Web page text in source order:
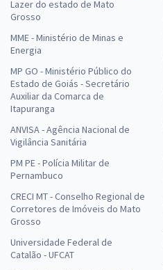
Lazer do estado de Mato
Grosso
MME - Ministério de Minas e
Energia
MP GO - Ministério Público do
Estado de Goiás - Secretário
Auxiliar da Comarca de
Itapuranga
ANVISA - Agência Nacional de
Vigilância Sanitária
PM PE - Polícia Militar de
Pernambuco
CRECI MT - Conselho Regional de
Corretores de Imóveis do Mato
Grosso
Universidade Federal de
Catalão - UFCAT